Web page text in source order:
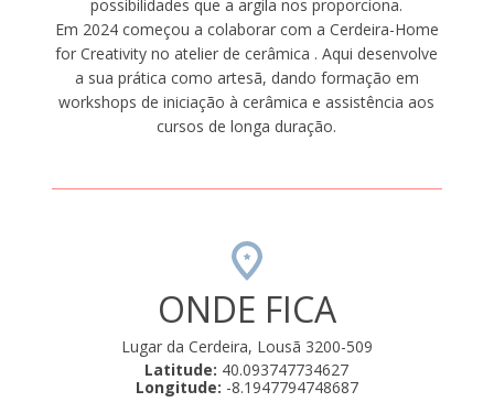
possibilidades que a argila nos proporciona.
Em 2024 começou a colaborar com a Cerdeira-Home
for Creativity no atelier de cerâmica . Aqui desenvolve
a sua prática como artesã, dando formação em
workshops de iniciação à cerâmica e assistência aos
cursos de longa duração.
ONDE FICA
Lugar da Cerdeira, Lousã 3200-509
Latitude: 40.093747734627
Longitude: -8.1947794748687